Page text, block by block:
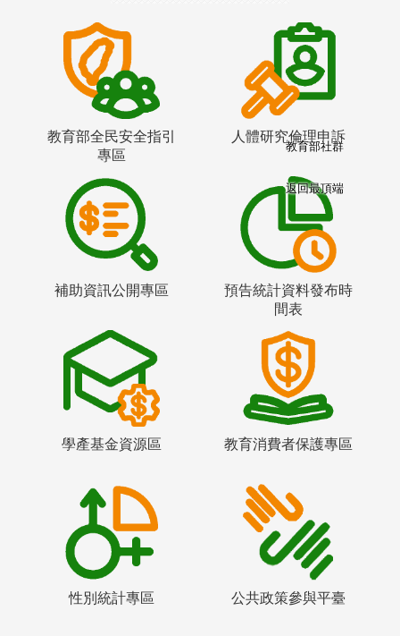
教育部全民安全指引
專區
人體研究倫理申訴
補助資訊公開專區
預告統計資料發布時
間表
學產基金資源區 教育消費者保護專區
性別統計專區 公共政策參與平臺
教育部社群
返回最頂端